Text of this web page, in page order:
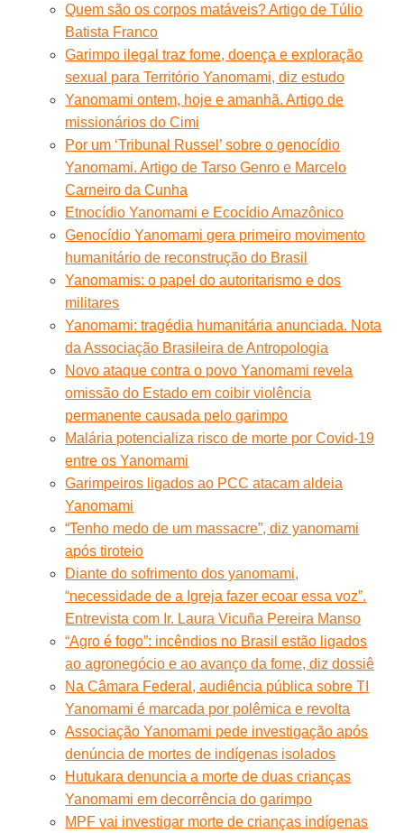
Quem são os corpos matáveis? Artigo de Túlio
Batista Franco
Garimpo ilegal traz fome, doença e exploração
sexual para Território Yanomami, diz estudo
Yanomami ontem, hoje e amanhã. Artigo de
missionários do Cimi
Por um ‘Tribunal Russel’ sobre o genocídio
Yanomami. Artigo de Tarso Genro e Marcelo
Carneiro da Cunha
Etnocídio Yanomami e Ecocídio Amazônico
Genocídio Yanomami gera primeiro movimento
humanitário de reconstrução do Brasil
Yanomamis: o papel do autoritarismo e dos
militares
Yanomami: tragédia humanitária anunciada. Nota
da Associação Brasileira de Antropologia
Novo ataque contra o povo Yanomami revela
omissão do Estado em coibir violência
permanente causada pelo garimpo
Malária potencializa risco de morte por Covid-19
entre os Yanomami
Garimpeiros ligados ao PCC atacam aldeia
Yanomami
“Tenho medo de um massacre”, diz yanomami
após tiroteio
Diante do sofrimento dos yanomami,
“necessidade de a Igreja fazer ecoar essa voz”.
Entrevista com Ir. Laura Vicuña Pereira Manso
“Agro é fogo”: incêndios no Brasil estão ligados
ao agronegócio e ao avanço da fome, diz dossiê
Na Câmara Federal, audiência pública sobre TI
Yanomami é marcada por polêmica e revolta
Associação Yanomami pede investigação após
denúncia de mortes de indígenas isolados
Hutukara denuncia a morte de duas crianças
Yanomami em decorrência do garimpo
MPF vai investigar morte de crianças indígenas